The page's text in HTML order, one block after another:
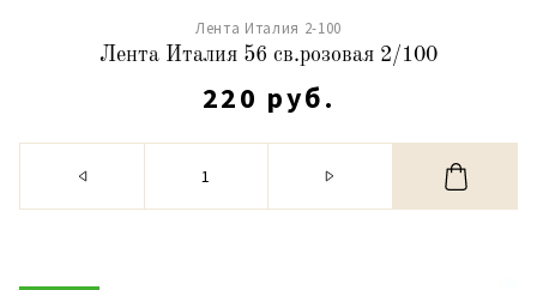
Лента Италия 2-100
Лента Италия 56 св.розовая 2/100
220 руб.